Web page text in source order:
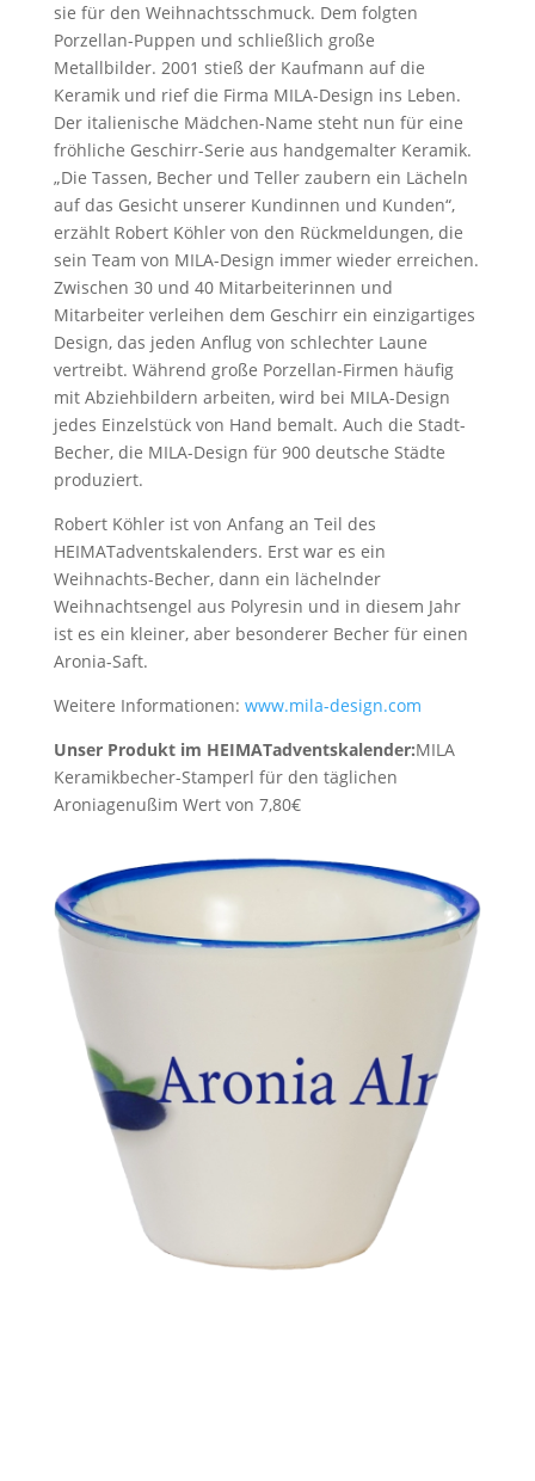
sie für den Weihnachtsschmuck. Dem folgten
Porzellan-Puppen und schließlich große
Metallbilder. 2001 stieß der Kaufmann auf die
Keramik und rief die Firma MILA-Design ins Leben.
Der italienische Mädchen-Name steht nun für eine
fröhliche Geschirr-Serie aus handgemalter Keramik.
„Die Tassen, Becher und Teller zaubern ein Lächeln
auf das Gesicht unserer Kundinnen und Kunden“,
erzählt Robert Köhler von den Rückmeldungen, die
sein Team von MILA-Design immer wieder erreichen.
Zwischen 30 und 40 Mitarbeiterinnen und
Mitarbeiter verleihen dem Geschirr ein einzigartiges
Design, das jeden Anflug von schlechter Laune
vertreibt. Während große Porzellan-Firmen häufig
mit Abziehbildern arbeiten, wird bei MILA-Design
jedes Einzelstück von Hand bemalt. Auch die Stadt-
Becher, die MILA-Design für 900 deutsche Städte
produziert.
Robert Köhler ist von Anfang an Teil des
HEIMATadventskalenders. Erst war es ein
Weihnachts-Becher, dann ein lächelnder
Weihnachtsengel aus Polyresin und in diesem Jahr
ist es ein kleiner, aber besonderer Becher für einen
Aronia-Saft.
Weitere Informationen: www.mila-design.com
Unser Produkt im HEIMATadventskalender:MILA
Keramikbecher-Stamperl für den täglichen
Aroniagenußim Wert von 7,80€